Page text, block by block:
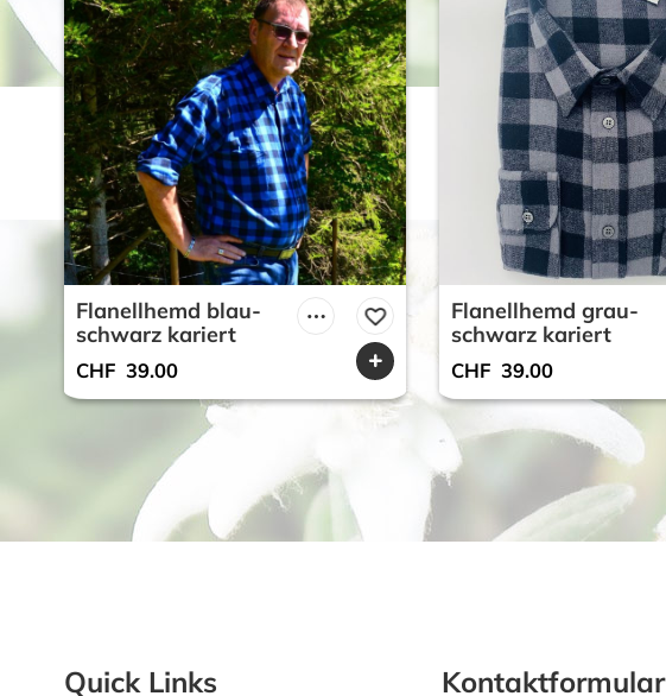
Flanellhemd blau-
schwarz kariert
CHF 39.00
Flanellhemd grau-
schwarz kariert
CHF 39.00
Quick Links Kontaktformular